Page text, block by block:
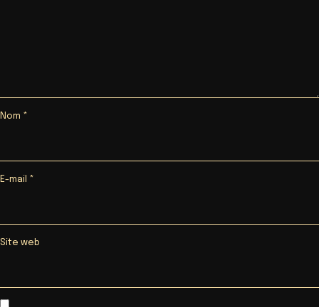
Nom *
E-mail *
Site web